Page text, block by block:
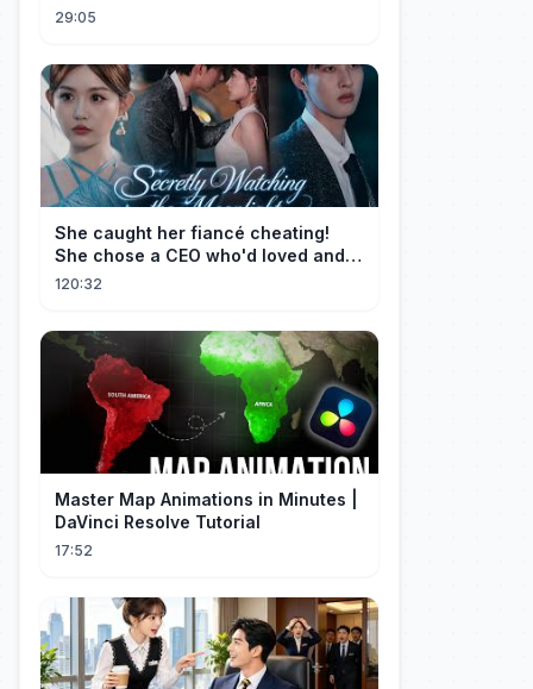
29:05
She caught her fiancé cheating!
She chose a CEO who'd loved and
cherished her for years. ❤️
120:32
Master Map Animations in Minutes |
DaVinci Resolve Tutorial
17:52